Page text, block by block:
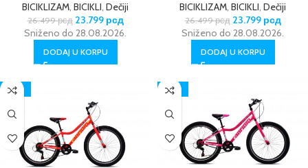
BICIKLIZAM, BICIKLI, Dečiji
26.499рсд 23.799 рсд
Sniženo do 28.08.2026.
DODAJ U KORPU
BICIKLIZAM, BICIKLI, Dečiji
26.499рсд 23.799 рсд
Sniženo do 28.08.2026.
DODAJ U KORPU
-10% -10%